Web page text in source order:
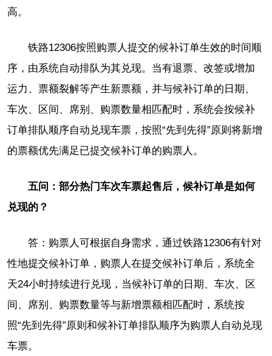
高。
铁路12306按照购票人提交的候补订单生效的时间顺
序，由系统自动排队为其兑现。当有退票、改签或增加
运力、票额裂解等产生新票额，并与候补订单的日期、
车次、区间、席别、购票数量相匹配时，系统会按候补
订单排队顺序自动兑现车票，按照“先到先得”原则将新增
的票额优先满足已提交候补订单的购票人。
五问：部分热门车次车票起售后，候补订单是如何
兑现的？
答：购票人可根据自身需求，通过铁路12306有针对
性地提交候补订单，购票人在提交候补订单后，系统全
天24小时持续进行兑现，当候补订单的日期、车次、区
间、席别、购票数量等与新增票额相匹配时，系统按
照“先到先得”原则和候补订单排队顺序为购票人自动兑现
车票。